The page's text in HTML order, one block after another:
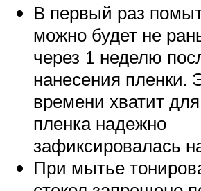
В первый раз
можно будет не
через 1 неделю
нанесения пленки.
времени хватит
пленка надежно
зафиксировалась
При мытье